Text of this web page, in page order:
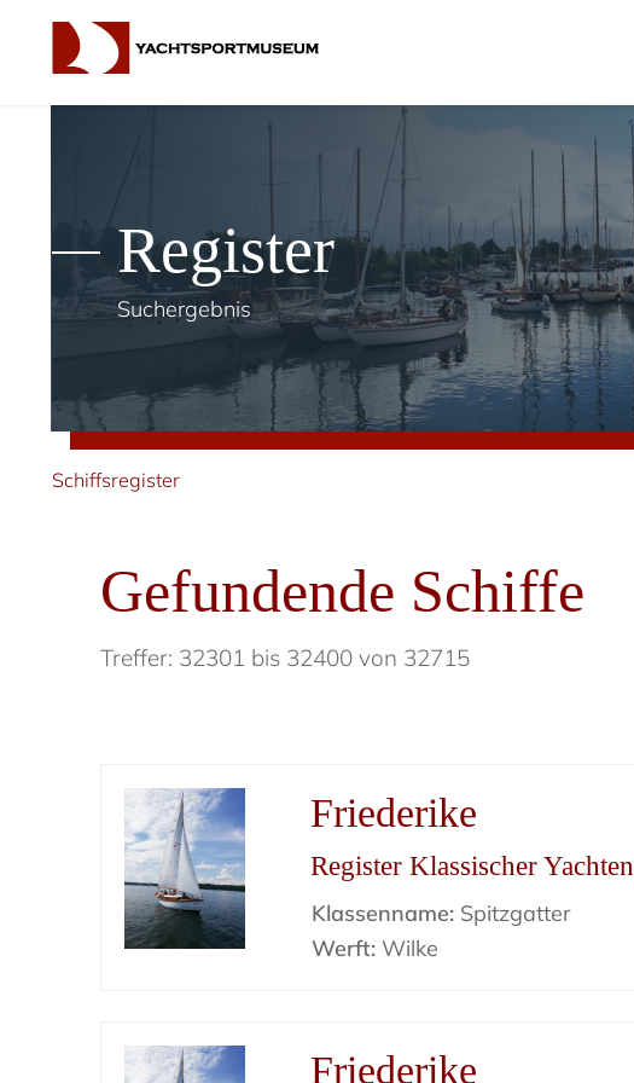
Register
Suchergebnis
Schiffsregister
Gefundende Schiffe
Treffer: 32301 bis 32400 von 32715
Friederike
Register Klassischer Yachten
Klassenname: Spitzgatter
Werft: Wilke
Friederike